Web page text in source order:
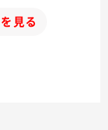
見る